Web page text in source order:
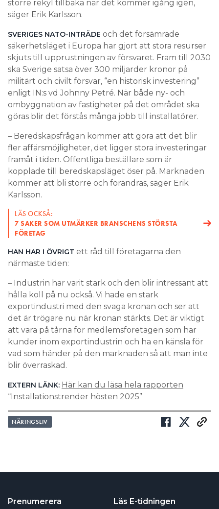
större rekyl tillbaka när det kommer igång igen,
säger Erik Karlsson.
SVERIGES NATO-INTRÄDE och det försämrade
säkerhetsläget i Europa har gjort att stora resurser
skjuts till upprustningen av försvaret. Fram till 2030
ska Sverige satsa över 300 miljarder kronor på
militärt och civilt försvar, “en historisk investering”
enligt IN:s vd Johnny Petré. När både ny- och
ombyggnation av fastigheter på det området ska
göras blir det förstås många jobb till installatörer.
– Beredskapsfrågan kommer att göra att det blir
fler affärsmöjligheter, det ligger stora investeringar
framåt i tiden. Offentliga beställare som är
kopplade till beredskapsläget öser på. Marknaden
kommer att bli större och förändras, säger Erik
Karlsson.
LÄS OCKSÅ:
7 SAKER SOM UTMÄRKER BRANSCHENS STÖRSTA
FÖRETAG
HAN HAR I ÖVRIGT ett råd till företagarna den
närmaste tiden:
– Industrin har varit stark och den blir intressant att
hålla koll på nu också. Vi hade en stark
exportindustri med den svaga kronan och ser att
det är trögare nu när kronan stärkts. Det är viktigt
att vara på tårna för medlemsföretagen som har
kunder inom exportindustrin och ha en känsla för
vad som händer på den marknaden så att man inte
blir överraskad.
EXTERN LÄNK: Här kan du läsa hela rapporten
“Installationstrender hösten 2025”
NÄRINGSLIV
Prenumerera Läs E-tidningen